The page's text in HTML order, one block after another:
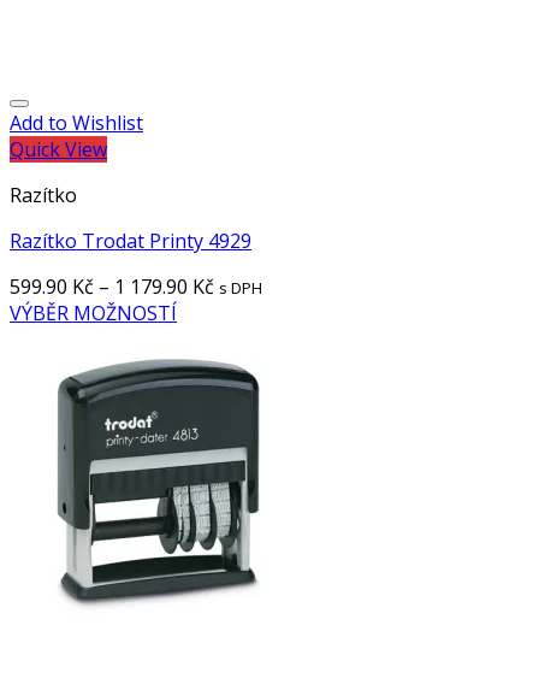
Add to Wishlist
Quick View
Razítko
Razítko Trodat Printy 4929
599.90 Kč – 1 179.90 Kč s DPH
VÝBĚR MOŽNOSTÍ